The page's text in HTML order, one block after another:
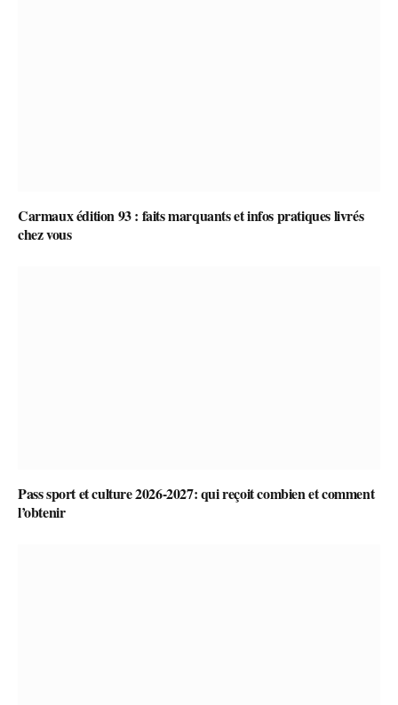
Carmaux édition 93 : faits marquants et infos pratiques livrés
chez vous
Pass sport et culture 2026-2027: qui reçoit combien et comment
l’obtenir